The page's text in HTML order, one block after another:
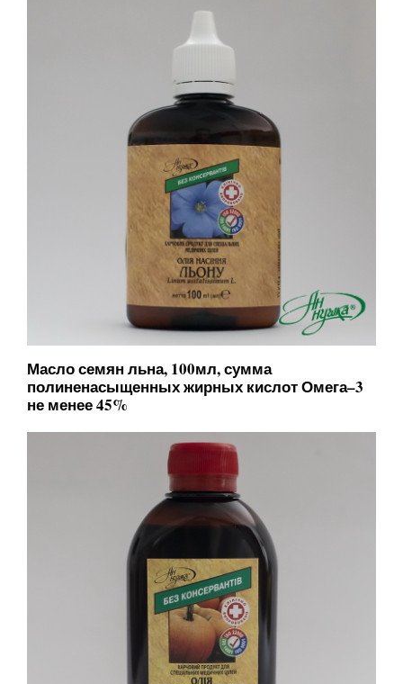
Масло семян льна, 100мл, сумма
полиненасыщенных жирных кислот Омега–3
не менее 45%